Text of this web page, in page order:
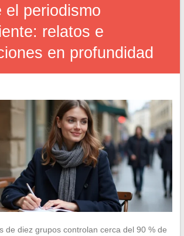
el periodismo
relatos e
en profundidad
de diez grupos controlan cerca del 90 % de